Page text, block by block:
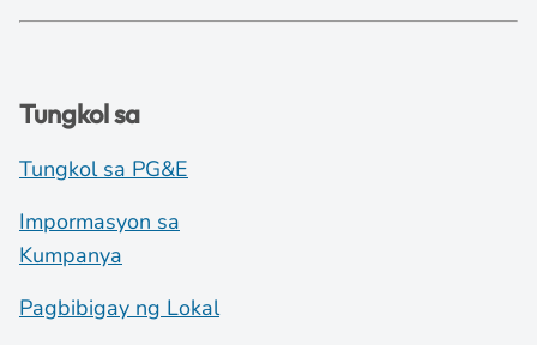
Tungkol sa
Tungkol sa PG&E
Impormasyon sa
Kumpanya
Pagbibigay ng Lokal